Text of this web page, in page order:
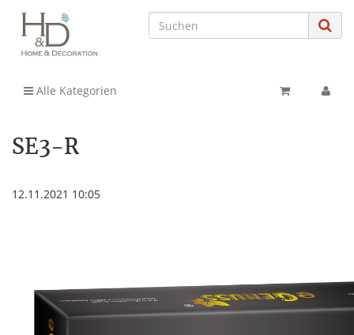
Alle Kategorien
SE3-R
12.11.2021 10:05